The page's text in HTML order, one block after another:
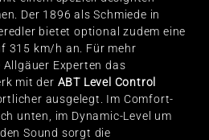
Der 1896 als Schmiede in
bietet optional zudem eine
315 km/h an. Für mehr
Experten das
mit der ABT Level Control
ausgelegt. Im Comfort-
unten, im Dynamic-Level um
Sound sorgt die